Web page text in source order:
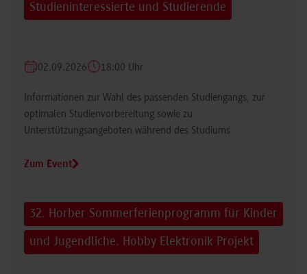
Studieninteressierte und Studierende
02.09.2026 18:00 Uhr
Informationen zur Wahl des passenden Studiengangs, zur
optimalen Studienvorbereitung sowie zu
Unterstützungsangeboten während des Studiums
Zum Event
32. Horber Sommerferienprogramm für Kinder
und Jugendliche. Hobby Elektronik Projekt